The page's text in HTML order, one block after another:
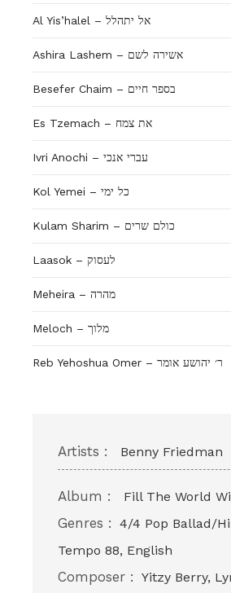
Al Yis’halel – אל יתהלל
Ashira Lashem – אשירה לשם
Besefer Chaim – בספר חיים
Es Tzemach – את צמח
Ivri Anochi – עברי אנכי
Kol Yemei – כל ימי
Kulam Sharim – כולם שרים
Laasok – לעסוק
Meheira – מהרה
Meloch – מלוך
Reb Yehoshua Omer – ר׳ יהושע אומר
Artists : Benny Friedman
Album : Fill The World
Genres : 4/4 Pop Ballad/
Tempo 88, English
Composer : Yitzy Berry,